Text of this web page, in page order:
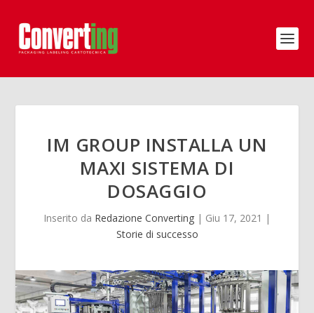
IM GROUP INSTALLA UN
MAXI SISTEMA DI
DOSAGGIO
Inserito da Redazione Converting | Giu 17, 2021 |
Storie di successo